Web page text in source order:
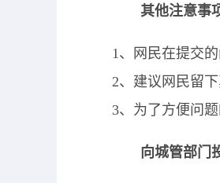
其他注意事
1、网民在提交
2、建议网民留
3、为了方便问
向城管部门